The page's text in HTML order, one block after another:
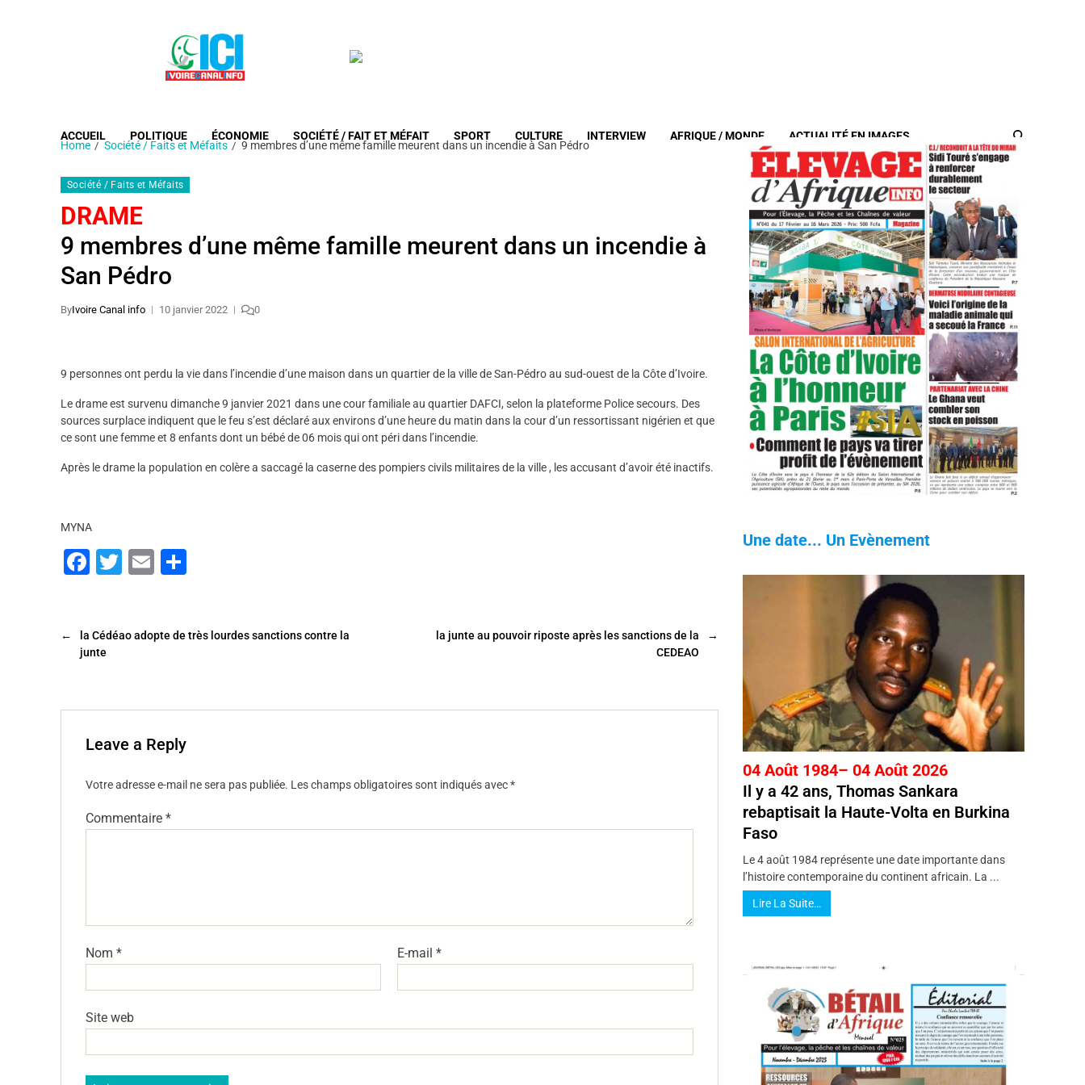
ACCUEIL POLITIQUE ÉCONOMIE SOCIÉTÉ / FAIT ET MÉFAIT SPORT CULTURE INTERVIEW AFRIQUE / MONDE ACTUALITÉ EN IMAGES
Home Société / Faits et Méfaits 9 membres d’une même famille meurent dans un incendie à San Pédro
Société / Faits et Méfaits
DRAME
9 membres d’une même famille meurent dans un incendie à
San Pédro
ByIvoire Canal info 10 janvier 2022 0
9 personnes ont perdu la vie dans l’incendie d’une maison dans un quartier de la ville de San-Pédro au sud-ouest de la Côte d’Ivoire.
Le drame est survenu dimanche 9 janvier 2021 dans une cour familiale au quartier DAFCI, selon la plateforme Police secours. Des
sources surplace indiquent que le feu s’est déclaré aux environs d’une heure du matin dans la cour d’un ressortissant nigérien et que
ce sont une femme et 8 enfants dont un bébé de 06 mois qui ont péri dans l’incendie.
Après le drame la population en colère a saccagé la caserne des pompiers civils militaires de la ville , les accusant d’avoir été inactifs.
MYNA
F
e
b
o
k
T
er
E
l
g
←
la Cédéao adopte de très lourdes sanctions contre la
junte
→
la junte au pouvoir riposte après les sanctions de la
CEDEAO
Leave a Reply
Votre adresse e-mail ne sera pas publiée. Les champs obligatoires sont indiqués avec*
Commentaire *
Nom * E-mail*
Site web
Une date... Un Evènement
04 Août 1984– 04 Août 2026
Il y a 42 ans, Thomas Sankara
rebaptisait la Haute-Volta en Burkina
Faso
Le 4 août 1984 représente une date importante dans
l’histoire contemporaine du continent africain. La ...
Lire La Suite…